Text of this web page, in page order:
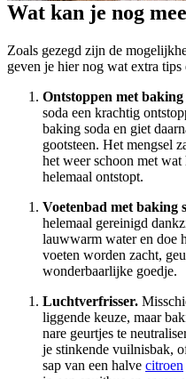
Wat kan je nog
Zoals gezegd zijn de
geven je hier nog wat extra tips
Ontstoppen met baking
soda een krachtig
baking soda en giet
gootsteen. Het mengsel
het weer schoon met wat
helemaal ontstopt.
Voetenbad met baking
helemaal gereinigd
lauwwarm water en doe
voeten worden zacht,
wonderbaarlijke goedje.
Luchtverfrisser.
liggende keuze, maar
nare geurtjes te
je stinkende vuilnisbak,
sap van een halve citroen